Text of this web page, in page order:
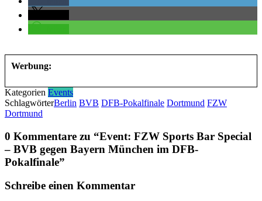
Werbung:
Kategorien Events
SchlagwörterBerlin BVB DFB-Pokalfinale Dortmund FZW
Dortmund
0 Kommentare zu “Event: FZW Sports Bar Special
– BVB gegen Bayern München im DFB-
Pokalfinale”
Schreibe einen Kommentar